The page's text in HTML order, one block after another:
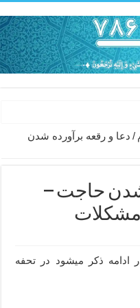
برای جلوگیری از اندوه و
کردن طرف مقابل از راه
برای رفع حوادث بد روزانه
ذکرها برای برآوردن
گشایش مالی و برکت در کار
و برکات سوره تکاثر
انرژی بدن و قدرت بازو
/ دعا و رقعه برآورده شدن
شدن حاجت –
ذکر میشود در تحفه